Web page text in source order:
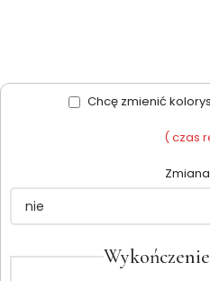
Chcę zmienić
( czas